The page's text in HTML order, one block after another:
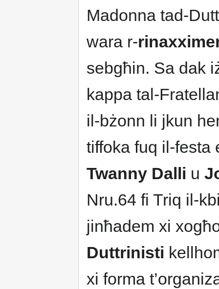
Madonna tad-
wara r-
sebgħin. Sa dak
kappa tal-
il-bżonn li jkun
tiffoka fuq il-festa
Twanny Dalli u
Nru.64 fi Triq il-
jinħadem xi
Duttrinisti
xi forma